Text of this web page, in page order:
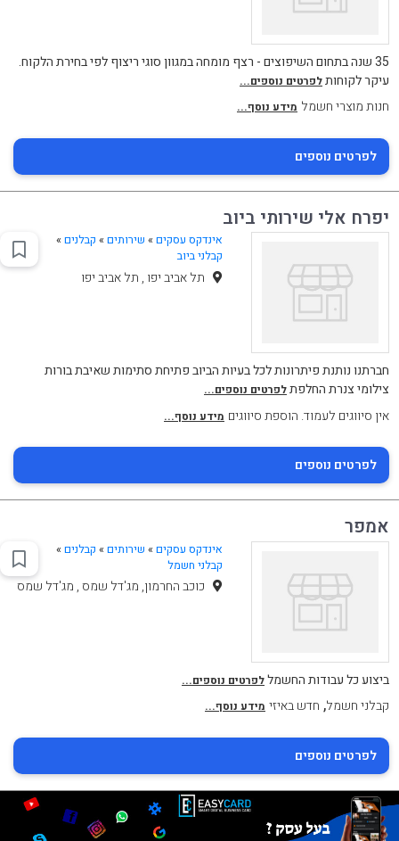
35 שנה בתחום השיפוצים - רצף מומחה במגוון סוגי ריצוף לפי בחירת הלקוח.
עיקר לקוחותלפרטים נוספים...
חנות מוצרי חשמל מידע נוסף...
לפרטים נוספים
יפרח אלי שירותי ביוב
אינדקס עסקים » שירותים» קבלנים»
קבלני ביוב
תל אביב יפו , תל אביב יפו
חברתנו נותנת פיתרונות לכל בעיות הביוב פתיחת סתימות שאיבת בורות
צילומי צנרת החלפתלפרטים נוספים...
אין סיווגים לעמוד. הוספת סיווגים מידע נוסף...
לפרטים נוספים
אמפר
אינדקס עסקים » שירותים» קבלנים»
קבלני חשמל
כוכב החרמון, מג'דל שמס , מג'דל שמס
ביצוע כל עבודות החשמללפרטים נוספים...
קבלני חשמל, חדש באיזי מידע נוסף...
לפרטים נוספים